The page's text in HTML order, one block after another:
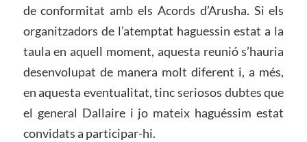
de conformitat amb els Acords d’Arusha. Si els
organitzadors de l’atemptat haguessin estat a la
taula en aquell moment, aquesta reunió s’hauria
desenvolupat de manera molt diferent i, a més,
en aquesta eventualitat, tinc seriosos dubtes que
el general Dallaire i jo mateix haguéssim estat
convidats a participar-hi.